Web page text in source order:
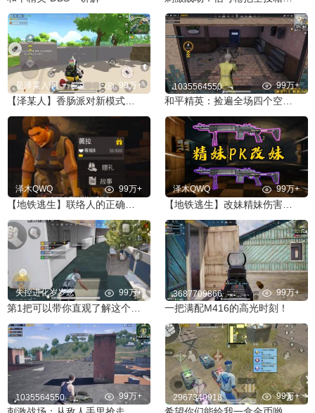
是泽某人啊 99万+
【泽某人】香肠派对新模式：原味生存战
1035564550 99万+
和平精英：捡遍全场四个空投箱 上千发马格南 超富物资落地六杀
泽木QWQ 99万+ 泽木QWQ 99万+
失控进化岁岁念 99万+ 3687709866 99万+
一把满配M416的高光时刻！
1035564550 99万+ 2967340918 99万+